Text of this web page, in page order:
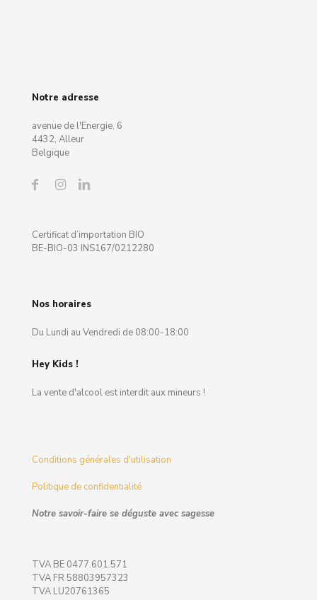
Notre adresse
avenue de l'Energie, 6
4432, Alleur
Belgique
Certificat d’importation BIO
BE-BIO-03 INS167/0212280
Nos horaires
Du Lundi au Vendredi de 08:00-18:00
Hey Kids !
La vente d'alcool est interdit aux mineurs !
Conditions générales d'utilisation
Politique de confidentialité
Notre savoir-faire se déguste avec sagesse
TVA BE 0477.601.571
TVA FR 58803957323
TVA LU20761365